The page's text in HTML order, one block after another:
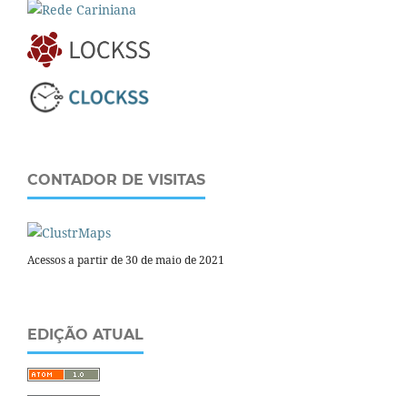
CONTADOR DE VISITAS
Acessos a partir de 30 de maio de 2021
EDIÇÃO ATUAL